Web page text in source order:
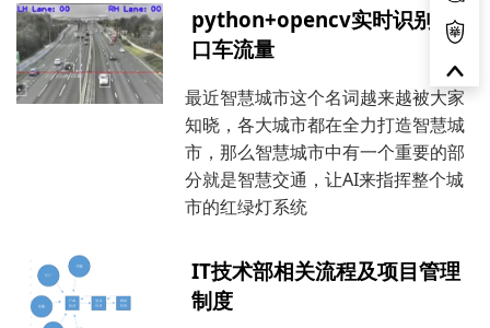
python+opencv实时识别路
口车流量
最近智慧城市这个名词越来越被大家
知晓，各大城市都在全力打造智慧城
市，那么智慧城市中有一个重要的部
分就是智慧交通，让AI来指挥整个城
市的红绿灯系统
IT技术部相关流程及项目管理
制度